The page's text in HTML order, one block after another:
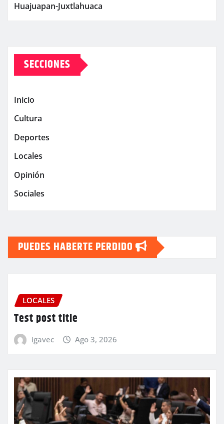
Huajuapan-Juxtlahuaca
SECCIONES
Inicio
Cultura
Deportes
Locales
Opinión
Sociales
PUEDES HABERTE PERDIDO
LOCALES
Test post title
igavec Ago 3, 2026